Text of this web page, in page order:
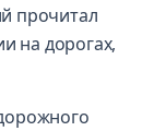
прочитал
на дорогах,